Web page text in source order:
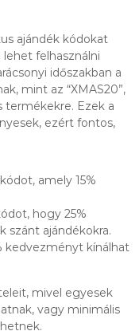
ajándék kódokat
felhasználni
időszakban a
mint az “XMAS20”,
termékekre. Ezek a
ezért fontos,
amely 15%
hogy 25%
szánt ajándékokra.
kedvezményt kínálhat
mivel egyesek
vagy minimális